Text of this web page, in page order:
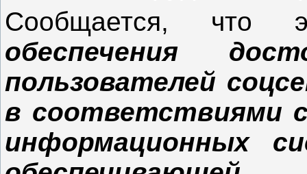
Сообщается, что
обеспечения
пользователей
в соответствиями
информационных